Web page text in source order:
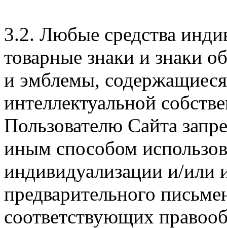
3.2. Любые средства
товарные знаки и знаки
и эмблемы,
интеллектуальной
Пользователю Сайта
иным способом
индивидуализации и/или
предварительного
соответствующих